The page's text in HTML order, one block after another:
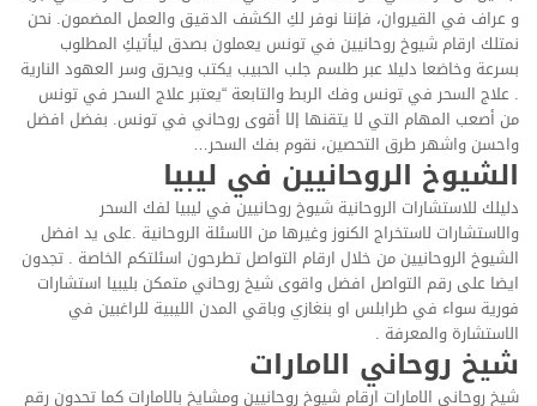
و عراف في القيروان، فإننا نوفر لكِ الكشف الدقيق والعمل المضمون. نحن
نمتلك ارقام شيوخ روحانيين في تونس يعملون بصدق ليأتيكِ المطلوب
بسرعة وخاضعا دليلا عبر طلسم جلب الحبيب يكتب ويحرق وسر العهود النارية
. علاج السحر في تونس وفك الربط والتابعة “يعتبر علاج السحر في تونس
من أصعب المهام التي لا يتقنها إلا أقوى روحاني في تونس. بفضل افضل
واحسن واشهر طرق التحصين، نقوم بفك السحر…
الشيوخ الروحانيين في ليبيا
دليلك للاستشارات الروحانية شيوخ روحانيين في ليبيا لفك السحر
والاستشارات لاستخراج الكنوز وغيرها من الاسئلة الروحانية .على يد افضل
الشيوخ الروحانيين من خلال ارقام التواصل تطرحون اسئلتكم الخاصة . تجدون
ايضا على رقم التواصل افضل واقوى شيخ روحاني متمكن بليبيا استشارات
فورية سواء في طرابلس او بنغازي وباقي المدن الليبية للراغبين في
الاستشارة والمعرفة .
شيخ روحاني الامارات
شيخ روحاني الامارات ارقام شيوخ روحانيين ومشايخ بالامارات كما تحدون رقم